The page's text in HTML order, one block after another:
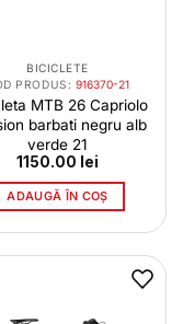
BICICLETE
PRODUS: 916370-21
MTB 26 Capriolo
barbati negru alb
verde 21
1150.00 lei
ADAUGĂ ÎN COȘ